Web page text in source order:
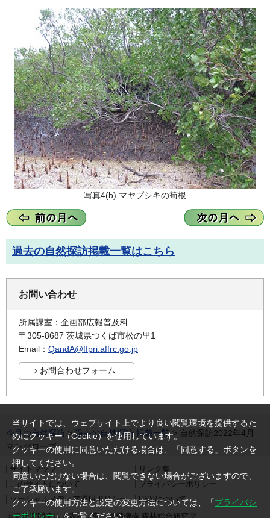
写真4(b) マヤプシキの筍根
過去の自然探訪掲載一覧はこちら
お問い合わせ
所属課室：企画部広報普及科
〒305-8687 茨城県つくば市松の里1
Email： QandA@ffpri.affrc.go.jp
今月の自然探訪 >過去の自然探訪 掲載一覧> 自然探訪2022年4月
マングローブ
サイトマップ
リンク集
このサイトについて
プライバシーポリシー
ソーシャルメディア運用ポリシー
RSSについて
国立研究開発法人森林研究・整備機構 森林総合研究所
当サイトでは、ウェブサイト上でより良い閲覧環境を提供するた
めにクッキー（Cookie）を使用しています。
クッキーの使用に同意いただける場合は、「同意する」ボタンを
押してください。
同意いただけない場合は、閲覧できない場合がございますので、
ご了承願います。
クッキーの使用方法と設定の変更方法については、「プライバシ
ーポリシー」をご覧ください。